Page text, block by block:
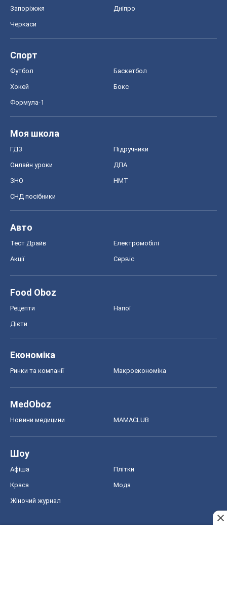
Запоріжжя Дніпро
Черкаси
Спорт
Футбол Баскетбол
Хокей Бокс
Формула-1
Моя школа
ГДЗ Підручники
Онлайн уроки ДПА
ЗНО НМТ
СНД посібники
Авто
Тест Драйв Електромобілі
Акції Сервіс
Food Oboz
Рецепти Напої
Дієти
Економіка
Ринки та компанії Макроекономіка
MedOboz
Новини медицини MAMACLUB
Шоу
Афіша Плітки
Краса Мода
Жіночий журнал